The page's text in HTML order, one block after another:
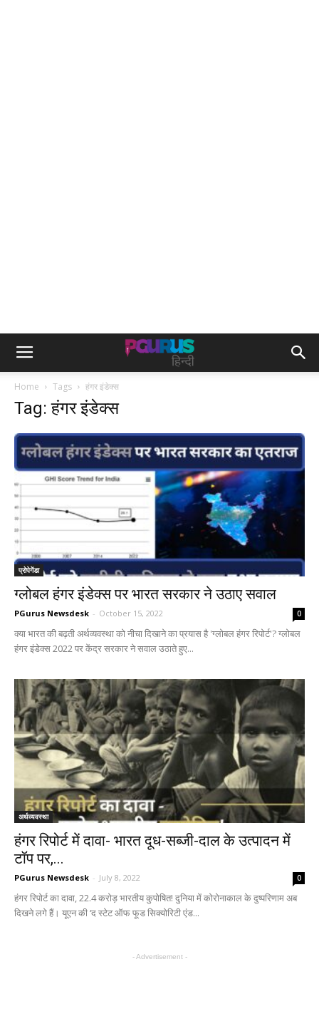
Home Tags हंगर इंडेक्स
Tag: हंगर इंडेक्स
प्रोपेगेंडा
ग्लोबल हंगर इंडेक्स पर भारत सरकार ने उठाए सवाल
PGurus Newsdesk - October 15, 2022 0
क्या भारत की बढ़ती अर्थव्यवस्था को नीचा दिखाने का प्रयास है 'ग्लोबल हंगर रिपोर्ट'? ग्लोबल
हंगर इंडेक्स 2022 पर केंद्र सरकार ने सवाल उठाते हुए...
अर्थव्यवस्था
हंगर रिपोर्ट में दावा- भारत दूध-सब्जी-दाल के उत्पादन में
टॉप पर,...
PGurus Newsdesk - July 8, 2022 0
हंगर रिपोर्ट का दावा, 22.4 करोड़ भारतीय कुपोषित! दुनिया में कोरोनाकाल के दुष्परिणाम अब
दिखने लगे हैं। यूएन की ‘द स्टेट ऑफ फूड सिक्योरिटी एंड...
- Advertisement -